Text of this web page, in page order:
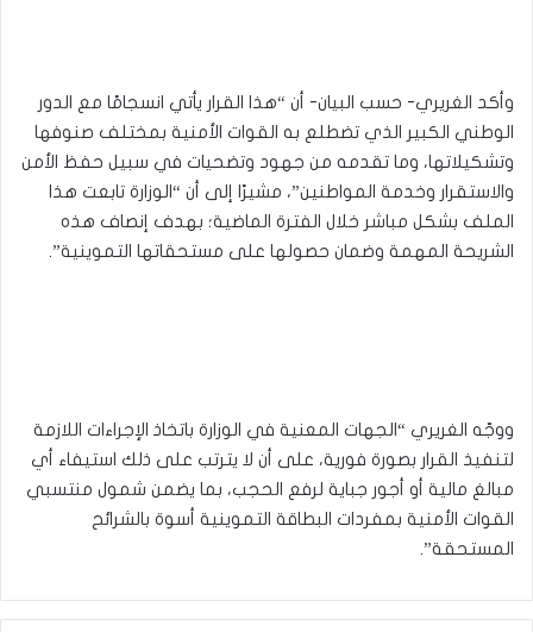
وأكد الغريري- حسب البيان- أن “هذا القرار يأتي انسجامًا مع الدور
الوطني الكبير الذي تضطلع به القوات الأمنية بمختلف صنوفها
وتشكيلاتها، وما تقدمه من جهود وتضحيات في سبيل حفظ الأمن
والاستقرار وخدمة المواطنين”، مشيرًا إلى أن “الوزارة تابعت هذا
الملف بشكل مباشر خلال الفترة الماضية؛ بهدف إنصاف هذه
الشريحة المهمة وضمان حصولها على مستحقاتها التموينية”.
ووجّه الغريري “الجهات المعنية في الوزارة باتخاذ الإجراءات اللازمة
لتنفيذ القرار بصورة فورية، على أن لا يترتب على ذلك استيفاء أي
مبالغ مالية أو أجور جباية لرفع الحجب، بما يضمن شمول منتسبي
القوات الأمنية بمفردات البطاقة التموينية أسوة بالشرائح
المستحقة”.